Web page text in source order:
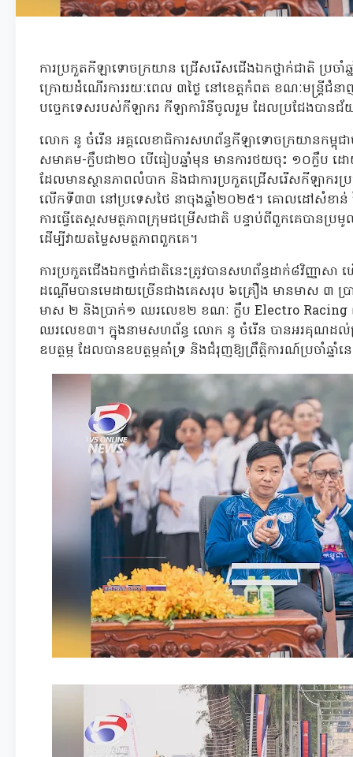
ការប្រកួតកីឡាទោចក្រយាន ជ្រើសរើសជើងឯកថ្នាក់ជាតិ ប្រ
ក្រោយដំណើរការរយៈពេល ៣ថ្ងៃ នៅខេត្តកំពត ខណៈមន្ដ្រីជំន
បច្ចេកទេសរបស់កីឡាករ កីឡាការិនីចូលរួម ដែលប្រជែងបានជ័
លោក នូ ចំរើន អគ្គលេខាធិការសហព័ន្ធកីឡាទោចក្រយានកម្ពុជា
សមាគម-ក្លឹបជា២០ បើធៀបឆ្នាំមុន មានការថយចុះ ១០ក្លឹប ដោ
ដែលមានស្ថានភាពលំបាក និងជាការប្រកួតជ្រើសរើសកីឡាករ
លើកទី៣៣ នៅប្រទេសថៃ នាចុងឆ្នាំ២០២៥។ គោលដៅសំខាន់ ន
ការធ្វើតេស្ដសមត្ថភាពក្រុមជម្រើសជាតិ បន្ទាប់ពីពួកគេបានប្
ដើម្បីវាយតម្លៃសមត្ថភាពពួកគេ។
ការប្រកួតជើងឯកថ្នាក់ជាតិនេះត្រូវបានសហព័ន្ធដាក់៨វិញ្ញាស
ដណ្ដើមបានមេដាយច្រើនជាងគេសរុប ៦គ្រឿង មានមាស ៣ ប្
មាស ២ និងប្រាក់១ ឈរលេខ២ ខណៈ ក្លឹប Electro Racing
ឈរលេខ៣។ ក្នុងនាមសហព័ន្ធ លោក នូ ចំរើន បានអរគុណដល់ក្
ឧបត្ថម្ភ ដែលបានឧបត្ថម្ភគាំទ្រ និងជំរុញឱ្យព្រឹត្តិការណ៍ប្រចាំ